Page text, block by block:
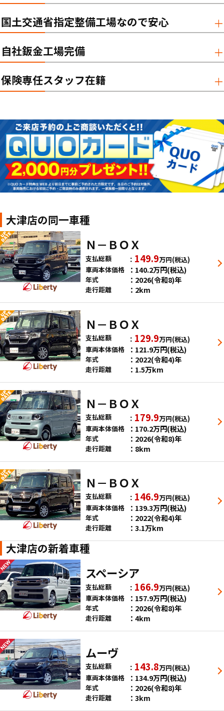
国土交通省指定整備工場なので安心
自社鈑金工場完備
保険専任スタッフ在籍
大津店の同一車種
Ｎ－ＢＯＸ
支払総額 149.9万円(税込)
車両本体価格
140.2万円(税込)
年式 2026(令和8)年
走行距離 2km
Ｎ－ＢＯＸ
支払総額 129.9万円(税込)
車両本体価格
121.9万円(税込)
年式 2022(令和4)年
走行距離 1.5万km
Ｎ－ＢＯＸ
支払総額 179.9万円(税込)
車両本体価格
170.2万円(税込)
年式 2026(令和8)年
走行距離 8km
Ｎ－ＢＯＸ
支払総額 146.9万円(税込)
車両本体価格
139.3万円(税込)
年式 2022(令和4)年
走行距離 3.1万km
大津店の新着車種
スペーシア
支払総額 166.9万円(税込)
車両本体価格
157.9万円(税込)
年式 2026(令和8)年
走行距離 4km
ムーヴ
支払総額 143.8万円(税込)
車両本体価格
134.9万円(税込)
年式 2026(令和8)年
走行距離 3km